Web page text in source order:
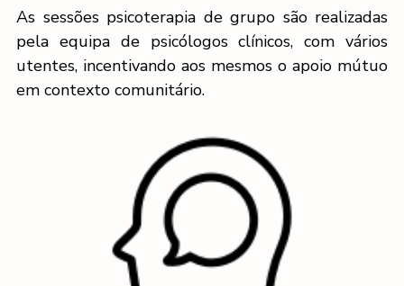
As sessões psicoterapia de grupo são realizadas
pela equipa de psicólogos clínicos, com vários
utentes, incentivando aos mesmos o apoio mútuo
em contexto comunitário.